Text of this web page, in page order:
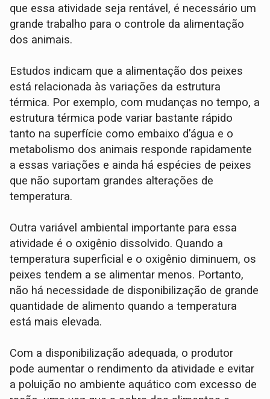
que essa atividade seja rentável, é necessário um
grande trabalho para o controle da alimentação
dos animais.
Estudos indicam que a alimentação dos peixes
está relacionada às variações da estrutura
térmica. Por exemplo, com mudanças no tempo, a
estrutura térmica pode variar bastante rápido
tanto na superfície como embaixo d’água e o
metabolismo dos animais responde rapidamente
a essas variações e ainda há espécies de peixes
que não suportam grandes alterações de
temperatura.
Outra variável ambiental importante para essa
atividade é o oxigênio dissolvido. Quando a
temperatura superficial e o oxigênio diminuem, os
peixes tendem a se alimentar menos. Portanto,
não há necessidade de disponibilização de grande
quantidade de alimento quando a temperatura
está mais elevada.
Com a disponibilização adequada, o produtor
pode aumentar o rendimento da atividade e evitar
a poluição no ambiente aquático com excesso de